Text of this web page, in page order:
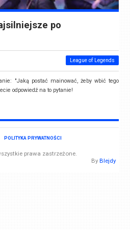
po
League of Legends
"Jaką postać mainować, żeby wbić tego
odpowiedź na to pytanie!
POLITYKA PRYWATNOŚCI
prawa zastrzeżone.
By Blejdy